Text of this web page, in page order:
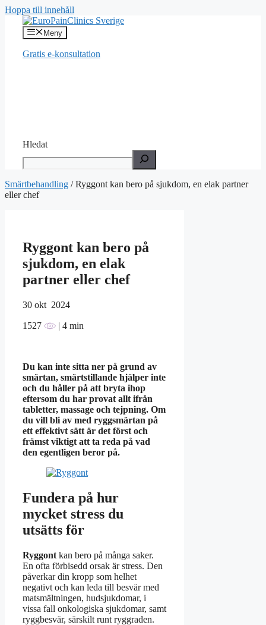
Hoppa till innehåll
Meny
Gratis e-konsultation
Hledat
Smärtbehandling /Ryggont kan bero på sjukdom, en elak partner
eller chef
Ryggont kan bero på
sjukdom, en elak
partner eller chef
30 okt 2024
1527 | 4 min
Du kan inte sitta ner på grund av
smärtan, smärtstillande hjälper inte
och du håller på att bryta ihop
eftersom du har provat allt ifrån
tabletter, massage och tejpning. Om
du vill bli av med ryggsmärtan på
ett effektivt sätt är det först och
främst viktigt att ta reda på vad
den egentligen beror på.
Fundera på hur
mycket stress du
utsätts för
Ryggont kan bero på många saker.
En ofta förbisedd orsak är stress. Den
påverkar din kropp som helhet
negativt och kan leda till besvär med
matsmältningen, hudsjukdomar, i
vissa fall onkologiska sjukdomar, samt
ryggbesvär, särskilt runt ryggraden.